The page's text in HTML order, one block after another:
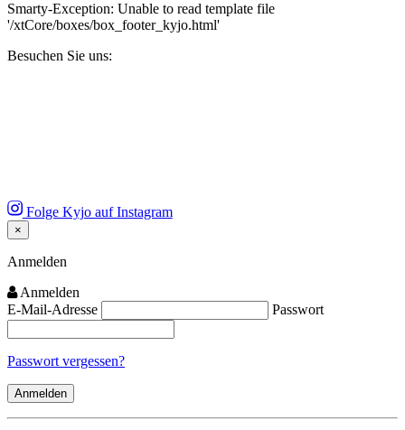
Smarty-Exception: Unable to read template file
'/xtCore/boxes/box_footer_kyjo.html'
Besuchen Sie uns:
Folge Kyjo auf Instagram
×
Close
Anmelden
Anmelden
E-Mail-Adresse
Passwort
Passwort vergessen?